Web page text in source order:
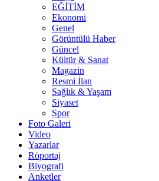
EĞİTİM
Ekonomi
Genel
Görüntülü Haber
Güncel
Kültür & Sanat
Magazin
Resmi İlan
Sağlık & Yaşam
Siyaset
Spor
Foto Galeri
Video
Yazarlar
Röportaj
Biyografi
Anketler